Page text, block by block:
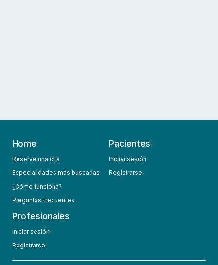
Home
Reserve una cita
Especialidades más buscadas
¿Cómo funciona?
Preguntas frecuentes
Pacientes
Iniciar sesión
Registrarse
Profesionales
Iniciar sesión
Registrarse